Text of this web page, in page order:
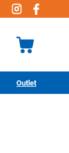
Outlet